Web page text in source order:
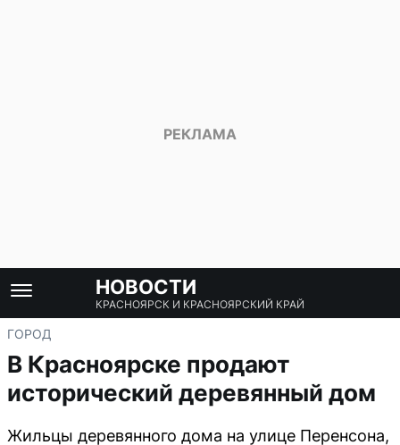
НОВОСТИ
КРАСНОЯРСК И КРАСНОЯРСКИЙ КРАЙ
ГОРОД
В Красноярске продают
исторический деревянный дом
Жильцы деревянного дома на улице Перенсона,